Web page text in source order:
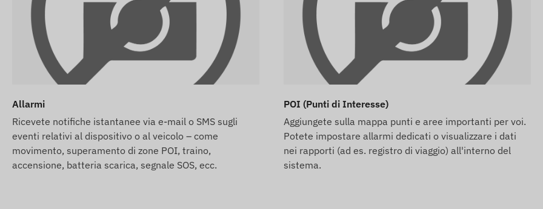
ma non la scheda SIM, ti consegneremo il
Tuttavia, il reperimento, l'impostazione e la
all'abbonamento software, ti consegneremo il
a quest'ultima.
e-mail desideri utilizzare anche il servizio di allarme
che puoi trovare tra i prodotti correlati al dispositivo
Allarmi
Ricevete notifiche istantanee via e-mail o SMS sugli
eventi relativi al dispositivo o al veicolo – come
movimento, superamento di zone POI, traino,
accensione, batteria scarica, segnale SOS, ecc.
POI (Punti di Interesse)
Aggiungete sulla mappa punti e aree importanti per voi.
Potete impostare allarmi dedicati o visualizzare i dati
nei rapporti (ad es. registro di viaggio) all'interno del
sistema.